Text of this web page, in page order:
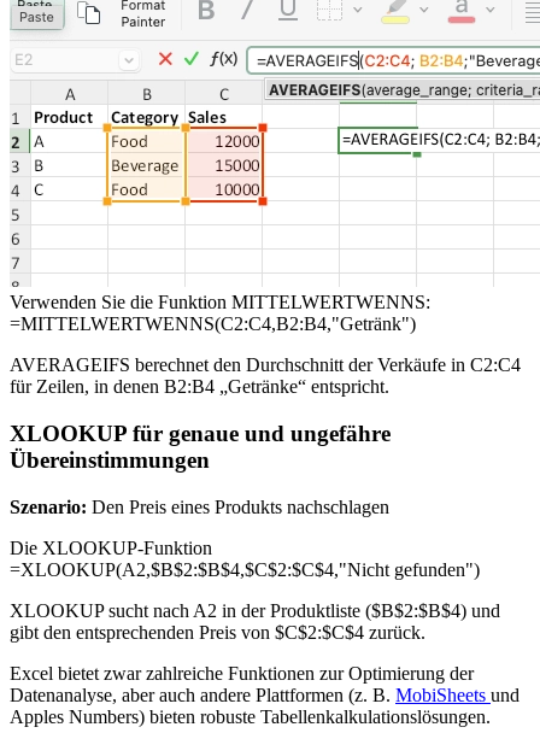
Verwenden Sie die Funktion MITTELWERTWENNS:
=MITTELWERTWENNS(C2:C4,B2:B4,"Getränk")
AVERAGEIFS berechnet den Durchschnitt der Verkäufe in C2:C4
für Zeilen, in denen B2:B4 „Getränke“ entspricht.
XLOOKUP für genaue und ungefähre
Übereinstimmungen
Szenario: Den Preis eines Produkts nachschlagen
Die XLOOKUP-Funktion
=XLOOKUP(A2,$B$2:$B$4,$C$2:$C$4,"Nicht gefunden")
XLOOKUP sucht nach A2 in der Produktliste ($B$2:$B$4) und
gibt den entsprechenden Preis von $C$2:$C$4 zurück.
Excel bietet zwar zahlreiche Funktionen zur Optimierung der
Datenanalyse, aber auch andere Plattformen (z. B. MobiSheets und
Apples Numbers) bieten robuste Tabellenkalkulationslösungen.